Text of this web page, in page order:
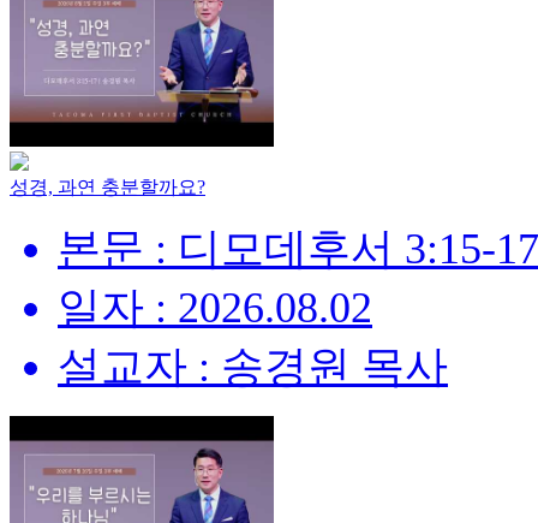
성경, 과연 충분할까요?
본문 : 디모데후서 3:15-17
일자 : 2026.08.02
설교자 : 송경원 목사